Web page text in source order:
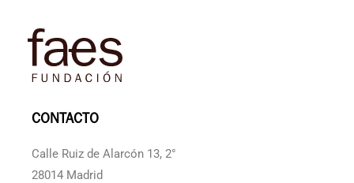
CONTACTO
Calle Ruiz de Alarcón 13, 2°
28014 Madrid